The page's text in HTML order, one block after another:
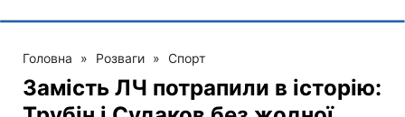
Головна » Розваги » Спорт
Замість ЛЧ потрапили в історію: